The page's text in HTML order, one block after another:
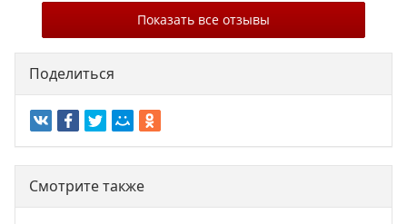
Показать все отзывы
Поделиться
Смотрите также